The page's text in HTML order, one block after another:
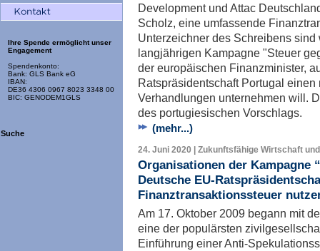
Ihre Spende ermöglicht unser
Engagement
Spendenkonto:
Bank: GLS Bank eG
IBAN:
DE36 4306 0967 8023 3348 00
BIC: GENODEM1GLS
Suche
Development und Attac
Scholz, eine umfassende
Unterzeichner des Schreibens
langjährigen Kampagne "Steuer
der europäischen Finanzminister,
Ratspräsidentschaft Portugal
Verhandlungen unternehmen will.
des portugiesischen Vorschlags.
(mehr...)
24. Juni 2020 | Zukunftsfähige Wirtschaft
Organisationen der Kampagne
Deutsche EU-
Finanztransaktionssteuer
Am 17. Oktober 2009 begann mit
eine der populärsten
Einführung einer Anti-